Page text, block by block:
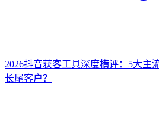
2026抖音获客工具深度横评：5大主
长尾客户？